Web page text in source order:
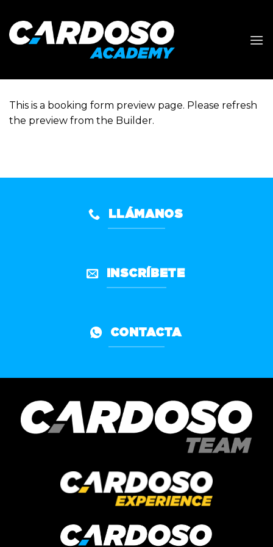
contenido
This is a booking form preview page. Please refresh
the preview from the Builder.
LLÁMANOS
INSCRÍBETE
CONTACTA